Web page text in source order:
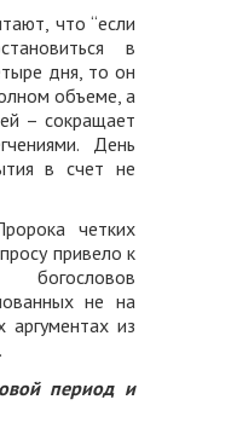
что “если
в
дня, то он
объеме, а
– сокращает
День
в счет не
четких
привело к
не на
из
период и